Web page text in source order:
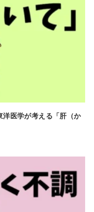
洋医学が考える「肝（か